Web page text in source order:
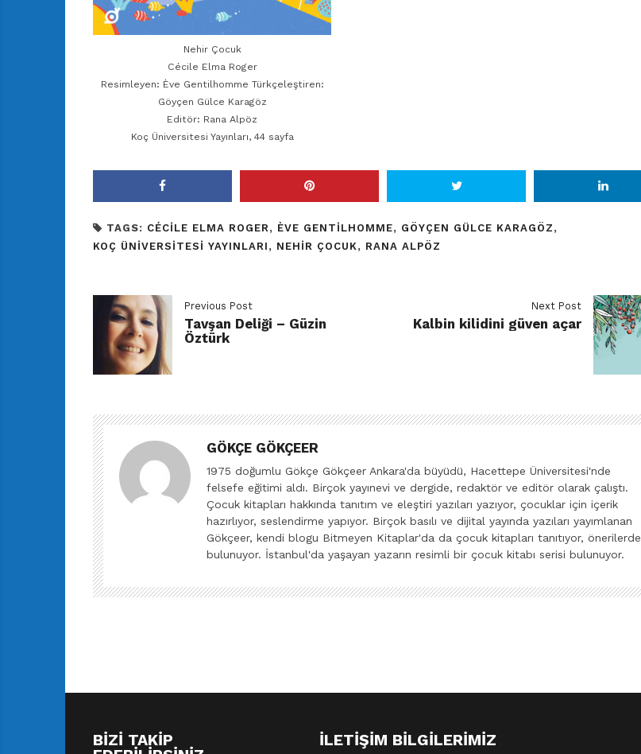
Nehir Çocuk
Cécile Elma Roger
Resimleyen: Ève Gentilhomme Türkçeleştiren:
Göyçen Gülce Karagöz
Editör: Rana Alpöz
Koç Üniversitesi Yayınları, 44 sayfa
TAGS: CÉCILE ELMA ROGER , ÈVE GENTILHOMME, GÖYÇEN GÜLCE KARAGÖZ ,
KOÇ ÜNIVERSITESI YAYINLARI , NEHIR ÇOCUK, RANA ALPÖZ
Previous Post
Tavşan Deliği – Güzin
Öztürk
Next Post
Kalbin kilidini güven açar
GÖKÇE GÖKÇEER
1975 doğumlu Gökçe Gökçeer Ankara'da büyüdü, Hacettepe Üniversitesi'nde
felsefe eğitimi aldı. Birçok yayınevi ve dergide, redaktör ve editör olarak çalıştı.
Çocuk kitapları hakkında tanıtım ve eleştiri yazıları yazıyor, çocuklar için içerik
hazırlıyor, seslendirme yapıyor. Birçok basılı ve dijital yayında yazıları yayımlanan
Gökçeer, kendi blogu Bitmeyen Kitaplar'da da çocuk kitapları tanıtıyor, önerilerde
bulunuyor. İstanbul'da yaşayan yazarın resimli bir çocuk kitabı serisi bulunuyor.
BIZI TAKIP
İLETIŞIM BILGILERIMIZ